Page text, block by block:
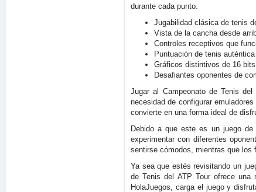
durante cada punto.
Jugabilidad clásica de tenis
Vista de la cancha desde
Controles receptivos que
Puntuación de tenis
Gráficos distintivos de 16
Desafiantes oponentes de
Jugar al Campeonato de Tenis
necesidad de configurar
convierte en una forma ideal de
Debido a que este es un juego de
experimentar con diferentes
sentirse cómodos, mientras que los
Ya sea que estés revisitando un
de Tenis del ATP Tour ofrece
HolaJuegos, carga el juego y